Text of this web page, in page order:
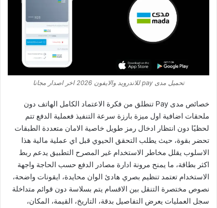
تحميل مدى pay للاندرويد والايفون 2026 اخر اصدار مجانا
خصائص مدى Pay تنطلق من فكرة الاعتماد الكامل الهاتف دون
ملحقات اضافية اول ميزة بارزة سرعة التنفيذ فعملية الدفع تتم
لحظيًا دون انتظار ادخال رمز طويل خاصية الامان متعددة الطبقات
تحضر بقوة، حيث يطلب التحقق الحيوي قبل اي عملية مالية هذا
الاسلوب يقلل مخاطر الاستخدام غير المصرح التطبيق يدعم ربط
اكثر بطاقة، ما يمنح مرونة ادارة مصادر الدفع حسب الحاجة واجهة
الاستخدام تعتمد تنظيم بصري هادئ الوان محايدة، ايقونات واضحة،
نصوص مختصرة التنقل بين الاقسام يتم بسلاسة دون قوائم متداخلة
سجل العمليات يعرض التفاصيل بدقة، التاريخ، القيمة، المكان،